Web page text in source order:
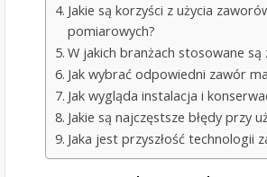
Jakie są korzyści z użycia
pomiarowych?
W jakich branżach stosowane
Jak wybrać odpowiedni zawór
Jak wygląda instalacja i
Jakie są najczęstsze błędy przy
Jaka jest przyszłość technologii